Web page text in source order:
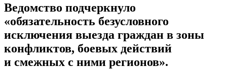
Ведомство подчеркнуло
«обязательность безусловного
исключения выезда граждан в зоны
конфликтов, боевых действий
и смежных с ними регионов».